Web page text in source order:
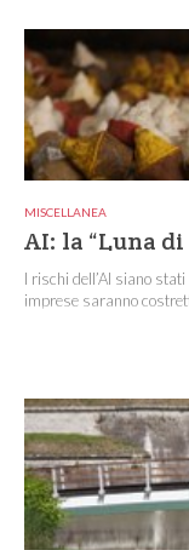
MISCELLANEA
AI: la “Luna
I rischi dell’AI siano
imprese saranno